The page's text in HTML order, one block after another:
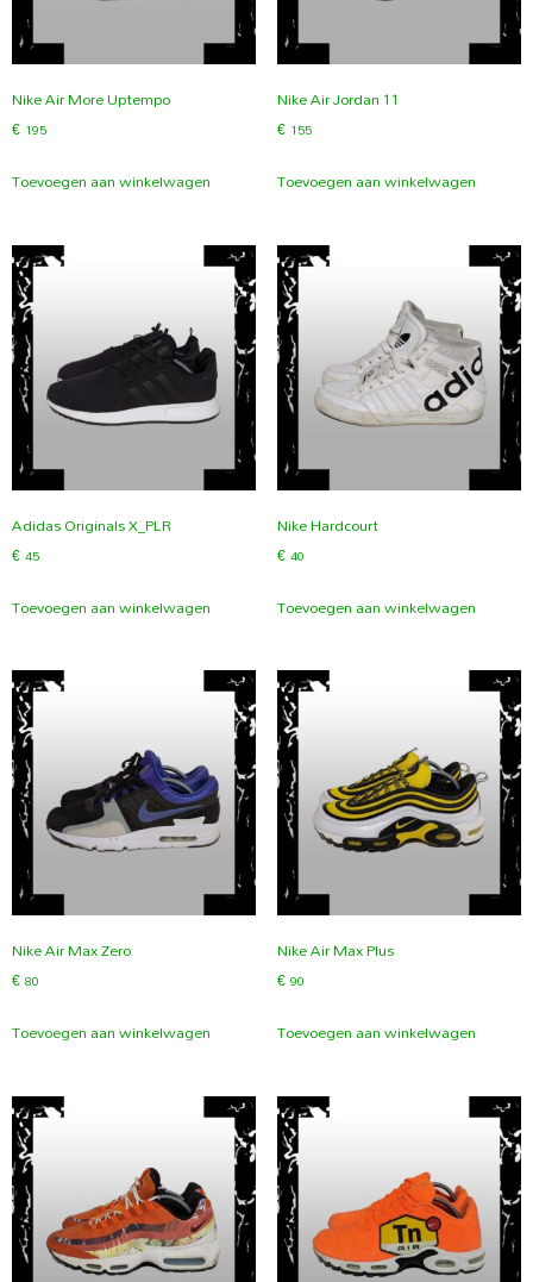
Nike Air More Uptempo
€ 195
Toevoegen aan winkelwagen
Nike Air Jordan 11
€155
Toevoegen aan winkelwagen
Adidas Originals X_PLR
€45
Toevoegen aan winkelwagen
Nike Hardcourt
€40
Toevoegen aan winkelwagen
Nike Air Max Zero
€80
Toevoegen aan winkelwagen
Nike Air Max Plus
€90
Toevoegen aan winkelwagen